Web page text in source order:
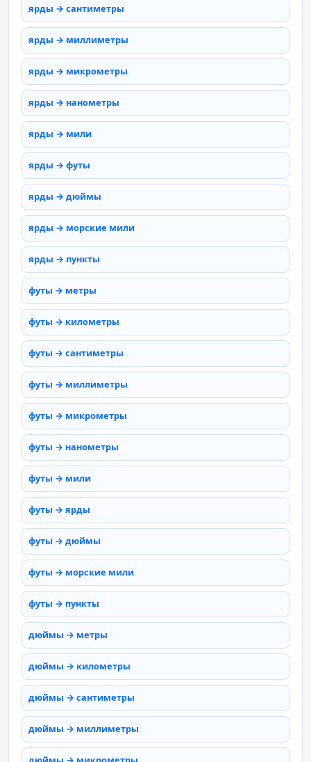
ярды → сантиметры
ярды → миллиметры
ярды → микрометры
ярды → нанометры
ярды → мили
ярды → футы
ярды → дюймы
ярды → морские мили
ярды → пункты
футы → метры
футы → километры
футы → сантиметры
футы → миллиметры
футы → микрометры
футы → нанометры
футы → мили
футы → ярды
футы → дюймы
футы → морские мили
футы → пункты
дюймы → метры
дюймы → километры
дюймы → сантиметры
дюймы → миллиметры